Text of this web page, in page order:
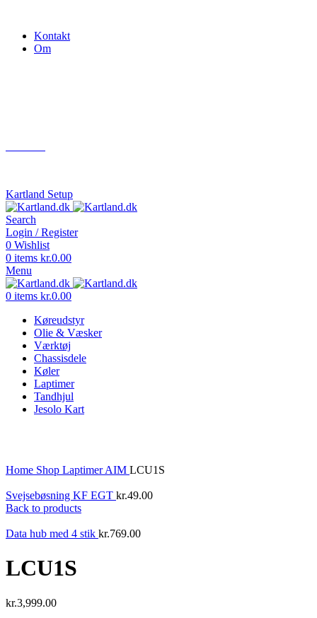
Kontakt
Om
Kartland Setup
Search
Login / Register
0 Wishlist
0 items kr.0.00
Menu
0 items kr.0.00
Køreudstyr
Olie & Væsker
Værktøj
Chassisdele
Køler
Laptimer
Tandhjul
Jesolo Kart
Home Shop LaptimerAIM LCU1S
Svejsebøsning KF EGT kr.49.00
Back to products
Data hub med 4 stik kr.769.00
LCU1S
kr.3,999.00